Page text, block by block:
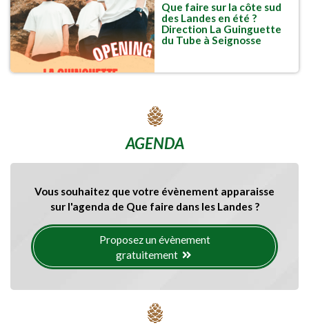
Que faire sur la côte sud
des Landes en été ?
Direction La Guinguette
du Tube à Seignosse
AGENDA
Vous souhaitez que votre évènement apparaisse
sur l'agenda de Que faire dans les Landes ?
Proposez un évènement
gratuitement